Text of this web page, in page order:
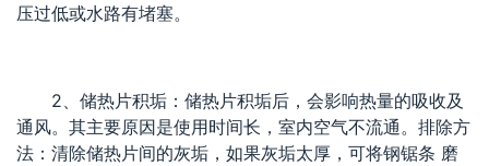
压过低或水路有堵塞。
2、储热片积垢：储热片积垢后，会影响热量的吸收及
通风。其主要原因是使用时间长，室内空气不流通。排除方
法：清除储热片间的灰垢，如果灰垢太厚，可将钢锯条 磨